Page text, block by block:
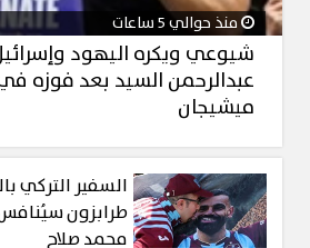
منذ حوالي 5 ساعات
شيوعي ويكره اليهود
عبدالرحمن السيد بعد فوزه في
ميشيجان
السفير التركي
طرابزون
محمد صلاح